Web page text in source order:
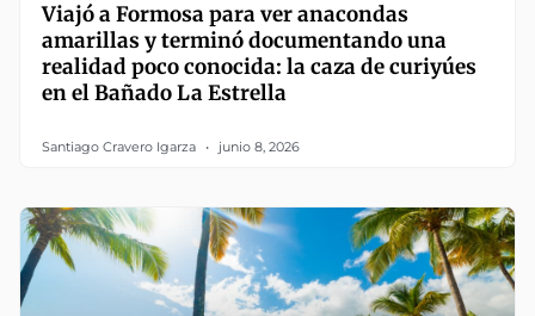
Viajó a Formosa para ver anacondas
amarillas y terminó documentando una
realidad poco conocida: la caza de curiyúes
en el Bañado La Estrella
Santiago Cravero Igarza junio 8, 2026